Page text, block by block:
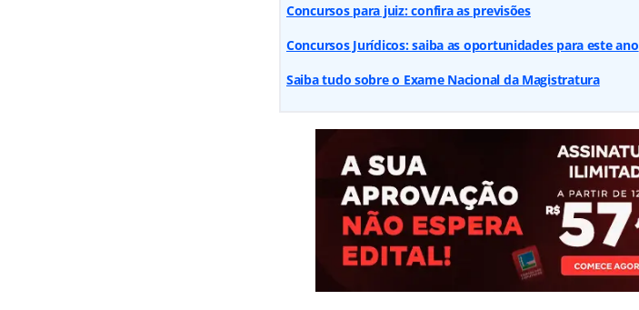
Concursos para juiz: confira as previsões
Concursos Jurídicos: saiba as oportunidades para este ano
Saiba tudo sobre o Exame Nacional da Magistratura